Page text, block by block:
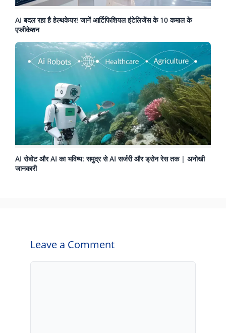
AI बदल रहा है हेल्थकेयर! जानें आर्टिफिशियल इंटेलिजेंस के 10 कमाल के
एप्लीकेशन
AI रोबोट और AI का भविष्य: समुद्र से AI सर्जरी और ड्रोन रेस तक | अनोखी
जानकारी
Leave a Comment